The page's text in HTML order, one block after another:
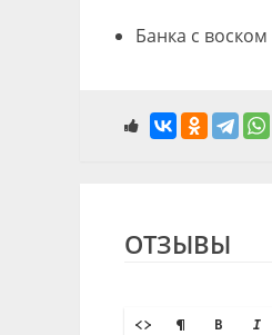
Банка с
ОТЗЫВЫ